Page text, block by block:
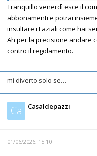
Tranquillo venerdì esce il
abbonamenti e potrai
insultare i Laziali come hai
Ah per la precisione andare
contro il regolamento.
mi diverto solo se…
Ca Casaldepazzi
01/06/2026, 15:10